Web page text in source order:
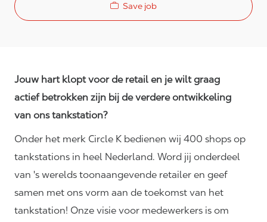
Save job
Jouw hart klopt voor de retail en je wilt graag
actief betrokken zijn bij de verdere ontwikkeling
van ons tankstation?
Onder het merk Circle K bedienen wij 400 shops op
tankstations in heel Nederland. Word jij onderdeel
van 's werelds toonaangevende retailer en geef
samen met ons vorm aan de toekomst van het
tankstation! Onze visie voor medewerkers is om